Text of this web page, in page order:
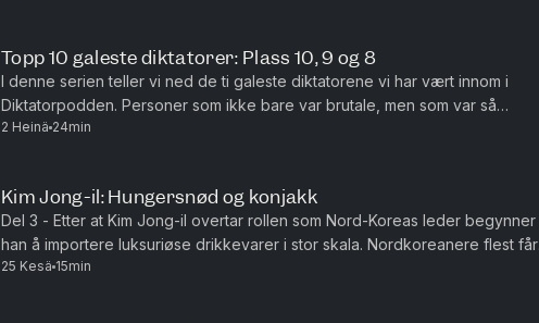
Topp 10 galeste diktatorer: Plass 10, 9 og 8
I denne serien teller vi ned de ti galeste diktatorene vi har vært innom i
Diktatorpodden. Personer som ikke bare var brutale, men som var så
eksentriske, paranoide og virkelighetsfjerne at de skiller...
2 Heinä 24min
Kim Jong-il: Hungersnød og konjakk
Del 3 - Etter at Kim Jong-il overtar rollen som Nord-Koreas leder begynner
han å importere luksuriøse drikkevarer i stor skala. Nordkoreanere flest får
imidlertid ikke nyte av disse godene, og mens De...
25 Kesä 15min